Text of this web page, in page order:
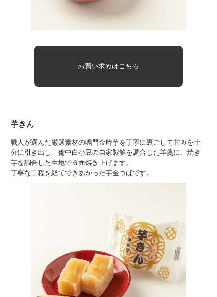
お買い求めはこちら
芋きん
職人が選んだ厳選素材の鳴門金時芋を丁寧に裏ごして甘みを十
分に引き出し、備中白小豆の自家製餡を調合した羊羹に、焼き
芋を調合した生地で６面焼き上げます。
丁寧な工程を経てできあがった芋金つばです。